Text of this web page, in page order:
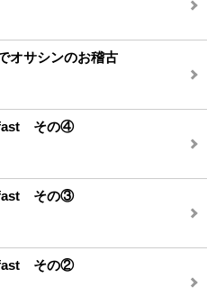
オサシンのお稽古
その④
その③
その②